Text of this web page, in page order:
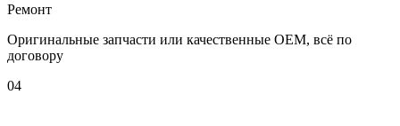
Ремонт
Оригинальные запчасти или качественные OEM, всё по
договору
04